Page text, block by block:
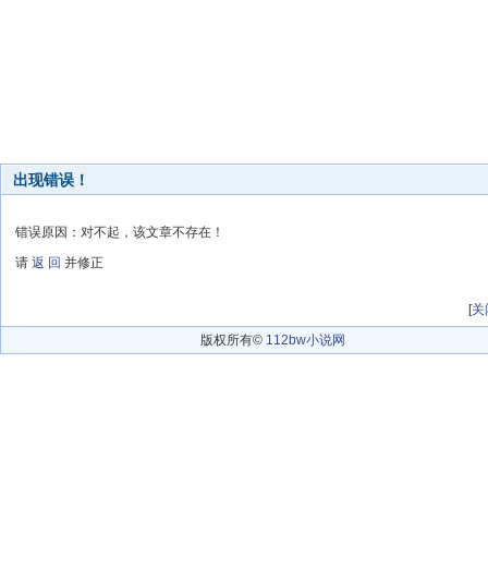
出现错误！
错误原因：对不起，该文章不存在！
请 返 回 并修正
[关
版权所有© 112bw小说网